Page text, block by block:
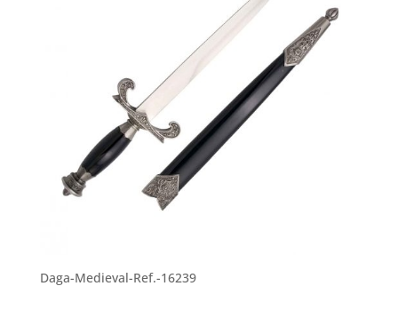
Daga-Medieval-Ref.-16239